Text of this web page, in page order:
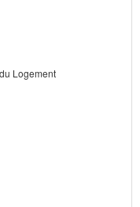
Logement